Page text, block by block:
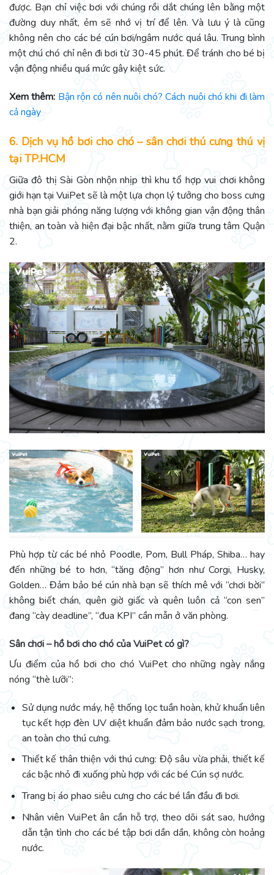
được. Bạn chỉ việc bơi với chúng rồi dắt chúng lên bằng một
đường duy nhất, ẻm sẽ nhớ vị trí để lên. Và lưu ý là cũng
không nên cho các bé cún bơi/ngâm nước quá lâu. Trung bình
một chú chó chỉ nên đi bơi từ 30-45 phút. Để tránh cho bé bị
vận động nhiều quá mức gây kiệt sức.
Xem thêm: Bận rộn có nên nuôi chó? Cách nuôi chó khi đi làm
cả ngày
6. Dịch vụ hồ bơi cho chó – sân chơi thú cưng thú vị
tại TP.HCM
Giữa đô thị Sài Gòn nhộn nhịp thì khu tổ hợp vui chơi không
giới hạn tại VuiPet sẽ là một lựa chọn lý tưởng cho boss cưng
nhà bạn giải phóng năng lượng với không gian vận động thân
thiện, an toàn và hiện đại bậc nhất, nằm giữa trung tâm Quận
2.
Phù hợp từ các bé nhỏ Poodle, Pom, Bull Pháp, Shiba… hay
đến những bé to hơn, “tăng động” hơn như Corgi, Husky,
Golden… Đảm bảo bé cún nhà bạn sẽ thích mê với “chơi bời”
không biết chán, quên giờ giấc và quên luôn cả “con sen”
đang “cày deadline”, “đua KPI” cần mẫn ở văn phòng.
Sân chơi – hồ bơi cho chó của VuiPet có gì?
Ưu điểm của hồ bơi cho chó VuiPet cho những ngày nắng
nóng “thè lưỡi”:
Sử dụng nước máy, hệ thống lọc tuần hoàn, khử khuẩn liên
tục kết hợp đèn UV diệt khuẩn đảm bảo nước sạch trong,
an toàn cho thú cưng.
Thiết kế thân thiện với thú cưng: Độ sâu vừa phải, thiết kế
các bậc nhỏ đi xuống phù hợp với các bé Cún sợ nước.
Trang bị áo phao siêu cưng cho các bé lần đầu đi bơi.
Nhân viên VuiPet ân cần hỗ trợ, theo dõi sát sao, hướng
dẫn tận tình cho các bé tập bơi dần dần, không còn hoảng
nước.